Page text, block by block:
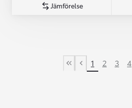
Jämförelse
First Page
Previous page
1 2 3 4